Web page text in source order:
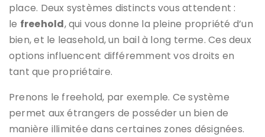
place. Deux systèmes distincts vous attendent :
le freehold, qui vous donne la pleine propriété d’un
bien, et le leasehold, un bail à long terme. Ces deux
options influencent différemment vos droits en
tant que propriétaire.
Prenons le freehold, par exemple. Ce système
permet aux étrangers de posséder un bien de
manière illimitée dans certaines zones désignées.